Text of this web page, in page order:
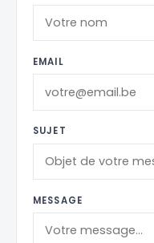
EMAIL
SUJET
MESSAGE